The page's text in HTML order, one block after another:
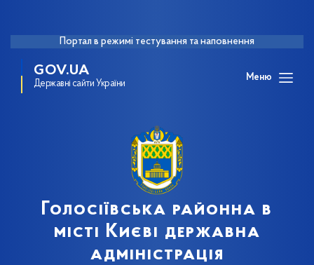
Портал в режимі тестування та наповнення
GOV.UA
Державні сайти України
Меню
Голосіївська районна в
місті Києві державна
адміністрація